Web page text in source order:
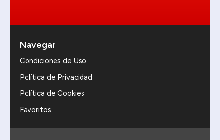
Navegar
Condiciones de Uso
Política de Privacidad
Política de Cookies
Favoritos